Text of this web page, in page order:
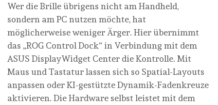
Wer die Brille übrigens nicht am Handheld,
sondern am PC nutzen möchte, hat
möglicherweise weniger Ärger. Hier übernimmt
das „ROG Control Dock“ in Verbindung mit dem
ASUS DisplayWidget Center die Kontrolle. Mit
Maus und Tastatur lassen sich so Spatial-Layouts
anpassen oder KI-gestützte Dynamik-Fadenkreuze
aktivieren. Die Hardware selbst leistet mit dem